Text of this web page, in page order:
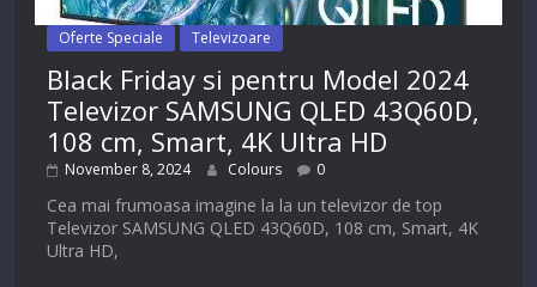
Oferte Speciale Televizoare
Black Friday si pentru Model 2024
Televizor SAMSUNG QLED 43Q60D,
108 cm, Smart, 4K Ultra HD
November 8, 2024 Colours 0
Cea mai frumoasa imagine la la un televizor de top
Televizor SAMSUNG QLED 43Q60D, 108 cm, Smart, 4K
Ultra HD,